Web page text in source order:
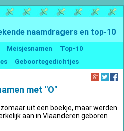
naamdragers en top-10
Meisjesnamen
Top-10
Geboortegedichtjes
met "O"
uit een boekje, maar werden
aan in Vlaanderen geboren